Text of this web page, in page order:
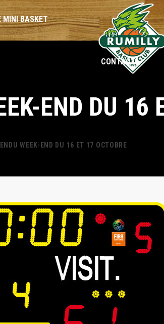
MINIMES
SÉNIORS
LOISIRS
MINI BASKET
CONTACT
END DU 16
WEEK-END DU 16 ET 17 OCTOBRE